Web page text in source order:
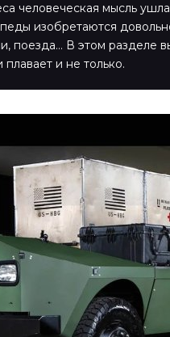
человеческая мысль
изобретаются
поезда… В этом разделе
плавает и не только.